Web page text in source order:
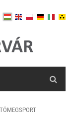
TÖMEGSPORT